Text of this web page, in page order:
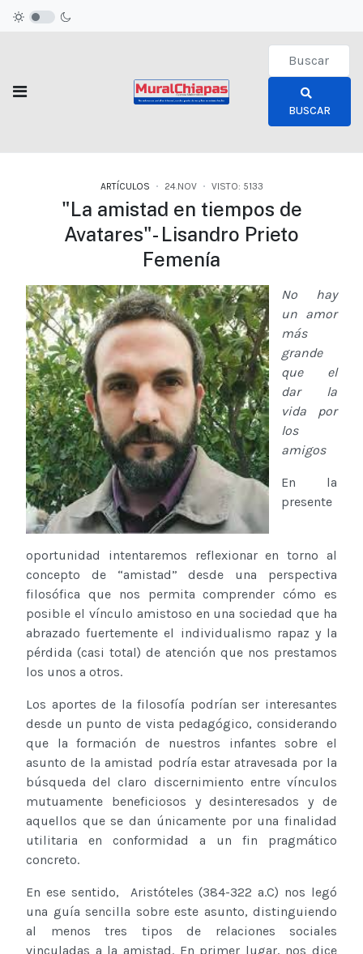
Type 2 or
BUSCAR
ARTÍCULOS 24.NOV VISTO: 5133
"La amistad en tiempos de
Avatares"- Lisandro Prieto
Femenía
No hay
un amor
más
grande
que el
dar la
vida por
los
amigos
En la
presente
oportunidad intentaremos reflexionar en torno al
concepto de “amistad” desde una perspectiva
filosófica que nos permita comprender cómo es
posible el vínculo amistoso en una sociedad que ha
abrazado fuertemente el individualismo rapaz y la
pérdida (casi total) de atención que nos prestamos
los unos a otros.
Los aportes de la filosofía podrían ser interesantes
desde un punto de vista pedagógico, considerando
que la formación de nuestros infantes sobre el
asunto de la amistad podría estar atravesada por la
búsqueda del claro discernimiento entre vínculos
mutuamente beneficiosos y desinteresados y de
aquellos que se dan únicamente por una finalidad
utilitaria en conformidad a un fin pragmático
concreto.
En ese sentido, Aristóteles (384-322 a.C) nos legó
una guía sencilla sobre este asunto, distinguiendo
al menos tres tipos de relaciones sociales
vinculadas a la amistad. En primer lugar, nos dice